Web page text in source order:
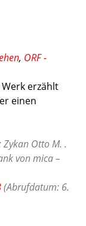
, ORF -
erzählt
einen
Otto M. .
von mica –
(Abrufdatum: 6.